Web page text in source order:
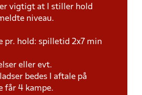
vigtigt at I stiller hold
niveau.
pr. hold: spilletid 2x7 min
eller evt.
bedes I aftale på
får 4 kampe.